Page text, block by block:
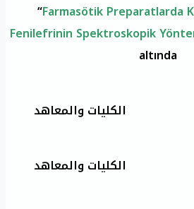
“Farmasötik Preparatlarda
Fenilefrinin Spektroskopik
altında
الكليات والمعاهد
الكليات والمعاهد